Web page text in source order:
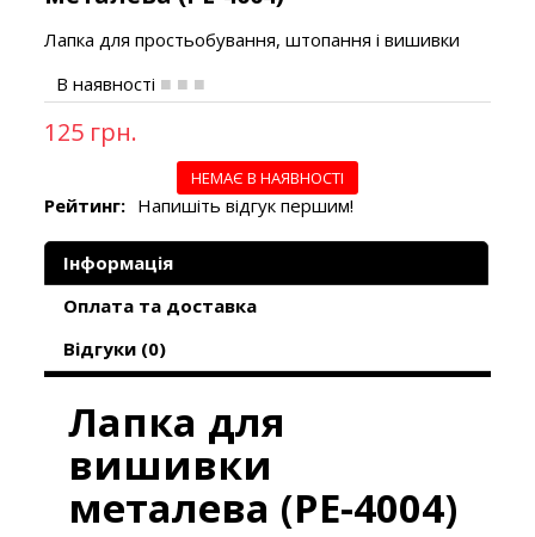
Лапка для простьобування, штопання і вишивки
В наявності
125 грн.
НЕМАЄ В НАЯВНОСТІ
Рейтинг: Напишіть відгук першим!
Інформація
Оплата та доставка
Відгуки (0)
Лапка для
вишивки
металева (PE-4004)